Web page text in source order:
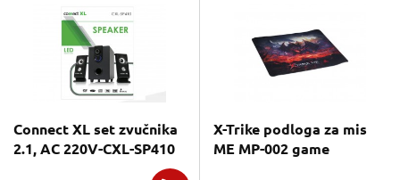
Connect XL set zvučnika
2.1, AC 220V-CXL-SP410
X-Trike podloga za mis
ME MP-002 game